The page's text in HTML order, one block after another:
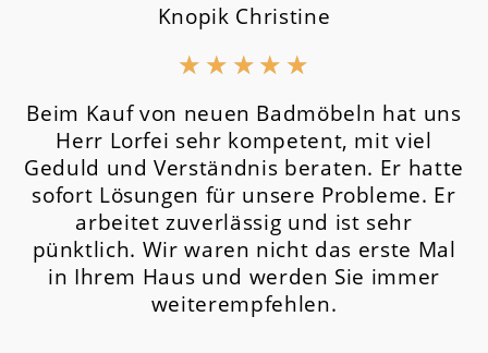
Knopik Christine
★ ★ ★ ★ ★
Beim Kauf von neuen Badmöbeln hat uns
Herr Lorfei sehr kompetent, mit viel
Geduld und Verständnis beraten. Er hatte
sofort Lösungen für unsere Probleme. Er
arbeitet zuverlässig und ist sehr
pünktlich. Wir waren nicht das erste Mal
in Ihrem Haus und werden Sie immer
weiterempfehlen.